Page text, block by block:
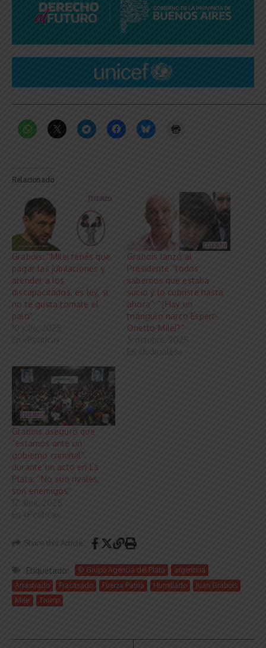
Relacionado
Grabois: “Milei tenés que
pagar las jubilaciones y
atender a los
discapacitados, es ley, si
no te gusta tomate el
palo”
10 julio, 2025
En «Política»
Grabois lanzó al
Presidente “todos
sabemos que estaba
sucio y lo cubriste hasta
ahora”: “¿Hay un
triángulo narco Espert-
Onetto-Milei?”
5 octubre, 2025
En «Judiciales»
Grabois aseguró que
“estamos ante un
gobierno criminal”
durante un acto en La
Plata: “No son rivales,
son enemigos”
12 abril, 2025
En «Política»
Share this Article
Etiquetado: © Grupo Agencia del Plata
argentina
Arrastrado
Fracasado Fuerza Patria Humillado
Juan Grabois
Milei
Trump